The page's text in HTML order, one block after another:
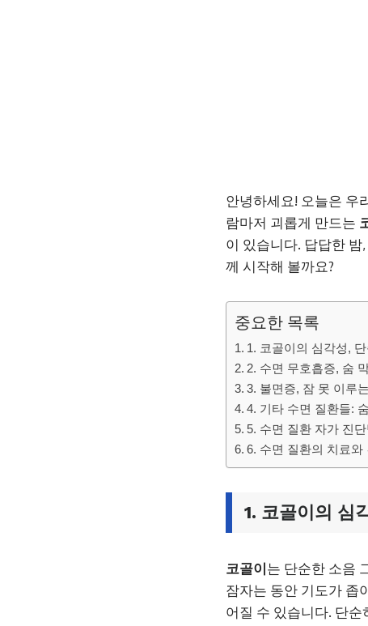
안녕하세요! 오늘은 우
람마저 괴롭게 만드는
이 있습니다. 답답한 밤
께 시작해 볼까요?
중요한 목록
1. 코골이의 심각성,
2. 수면 무호흡증, 숨
3. 불면증, 잠 못 이루
4. 기타 수면 질환들:
5. 수면 질환 자가 진
6. 수면 질환의 치료와
1. 코골이 의 심
코골이는 단순한 소음
잠자는 동안 기도가 좁
어질 수 있습니다. 단